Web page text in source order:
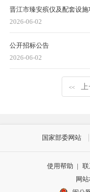
晋江市臻安殡仪及配套设
2026-06-02
公开招标公告
2026-06-02
<<
国家部委网站
使用帮助 |
网